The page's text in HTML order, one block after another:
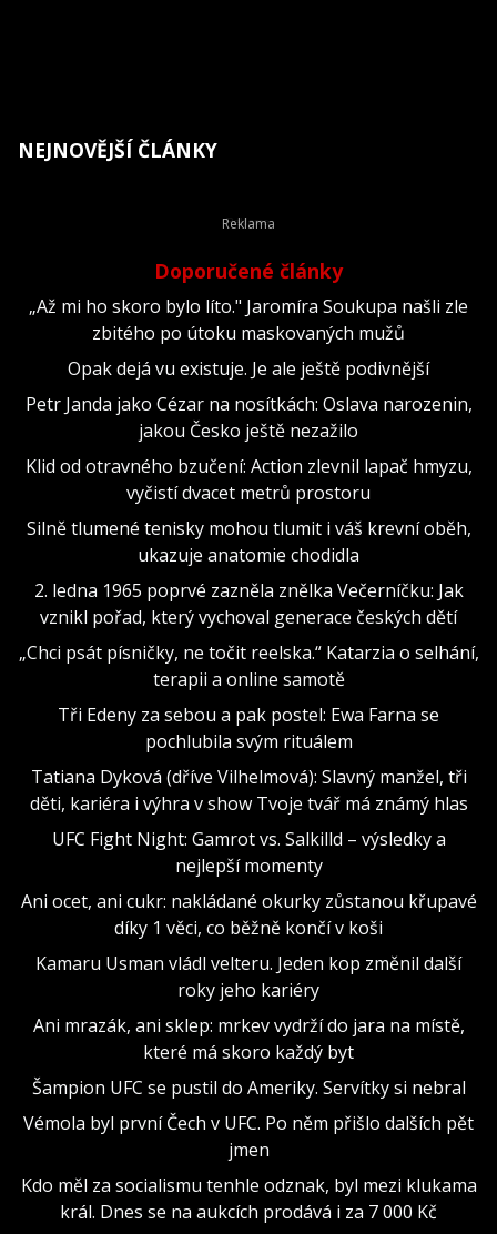
NEJNOVĚJŠÍ ČLÁNKY
Doporučené články
„Až mi ho skoro bylo líto." Jaromíra Soukupa našli zle
zbitého po útoku maskovaných mužů
Opak dejá vu existuje. Je ale ještě podivnější
Petr Janda jako Cézar na nosítkách: Oslava narozenin,
jakou Česko ještě nezažilo
Klid od otravného bzučení: Action zlevnil lapač hmyzu,
vyčistí dvacet metrů prostoru
Silně tlumené tenisky mohou tlumit i váš krevní oběh,
ukazuje anatomie chodidla
2. ledna 1965 poprvé zazněla znělka Večerníčku: Jak
vznikl pořad, který vychoval generace českých dětí
„Chci psát písničky, ne točit reelska.“ Katarzia o selhání,
terapii a online samotě
Tři Edeny za sebou a pak postel: Ewa Farna se
pochlubila svým rituálem
Tatiana Dyková (dříve Vilhelmová): Slavný manžel, tři
děti, kariéra i výhra v show Tvoje tvář má známý hlas
UFC Fight Night: Gamrot vs. Salkilld – výsledky a
nejlepší momenty
Ani ocet, ani cukr: nakládané okurky zůstanou křupavé
díky 1 věci, co běžně končí v koši
Kamaru Usman vládl velteru. Jeden kop změnil další
roky jeho kariéry
Ani mrazák, ani sklep: mrkev vydrží do jara na místě,
které má skoro každý byt
Šampion UFC se pustil do Ameriky. Servítky si nebral
Vémola byl první Čech v UFC. Po něm přišlo dalších pět
jmen
Kdo měl za socialismu tenhle odznak, byl mezi klukama
král. Dnes se na aukcích prodává i za 7 000 Kč